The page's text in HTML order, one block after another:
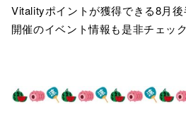
Vitalityポイントが獲得できる8月後
開催のイベント情報も是非チェッ